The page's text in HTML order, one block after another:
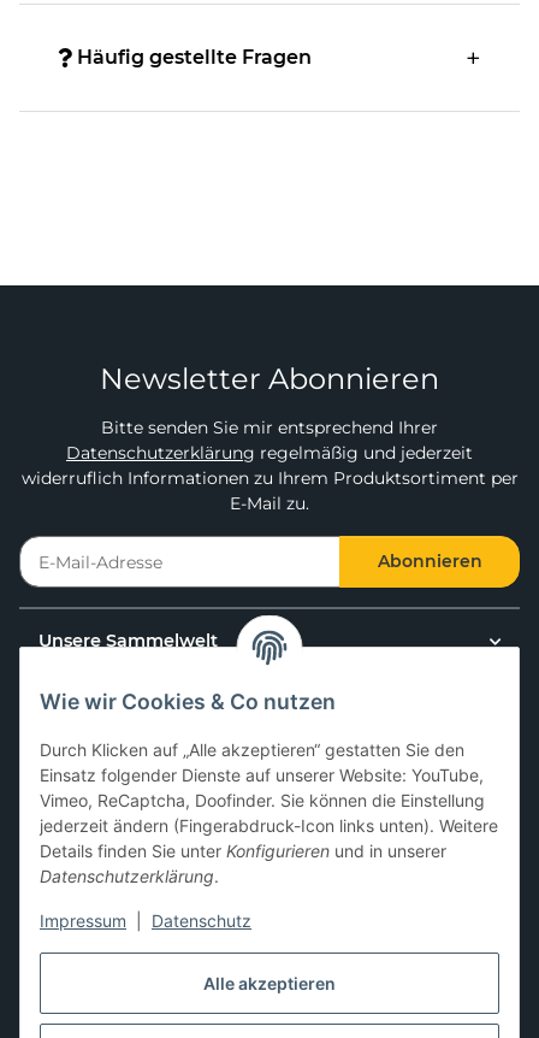
Alle akzeptieren
Wie wir Cookies & Co nutzen
Durch Klicken auf „Alle akzeptieren“ gestatten Sie den
Einsatz folgender Dienste auf unserer Website: YouTube,
Vimeo, ReCaptcha, Doofinder. Sie können die Einstellung
jederzeit ändern (Fingerabdruck-Icon links unten). Weitere
Details finden Sie unter Konfigurieren und in unserer
Datenschutzerklärung.
Impressum Datenschutz
2 Quarter Century Secret Rares (16 of these cards are
Each booster pack contains 7 cards:
Häufig gestellte Fragen
Newsletter Abonnieren
Bitte senden Sie mir entsprechend Ihrer
Datenschutzerklärung regelmäßig und jederzeit
widerruflich Informationen zu Ihrem Produktsortiment per
E-Mail zu.
Abonnieren
Unsere Sammelwelt
Kundenservice
News & Aktionen
Gesetzliche Informationen
Hier kannst du uns folgen: